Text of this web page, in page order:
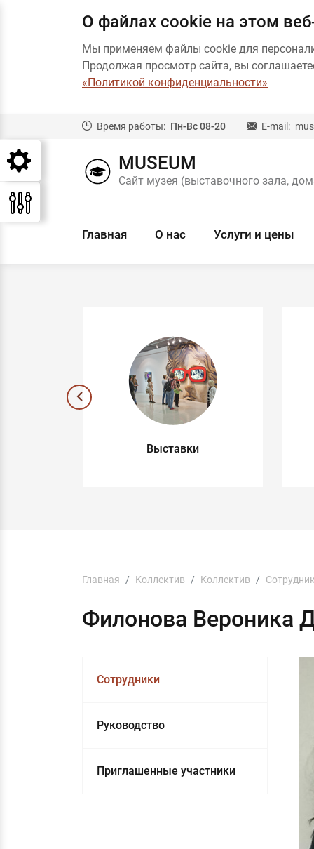
О файлах cookie на этом
Мы применяем файлы cookie для
Продолжая просмотр сайта, вы
«Политикой конфиденциальности»
Время работы: Пн-Вс 08-20 E-mail:
MUSEUM
Сайт музея (выставочного зала,
Главная О нас Услуги и цены
Выставки
Главная Коллектив Коллектив
Филонова Вероника
Сотрудники
Руководство
Приглашенные участники